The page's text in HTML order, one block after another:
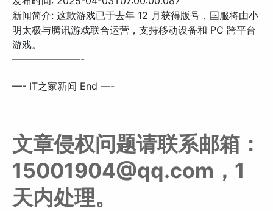
新闻简介: 这款游戏已于去年 12 月获得版号，国服将由小
明太极与腾讯游戏联合运营，支持移动设备和 PC 跨平台
游戏。
———————-
—- IT之家新闻 End —-
文章侵权问题请联系邮箱：
15001904@qq.com，1
天内处理。